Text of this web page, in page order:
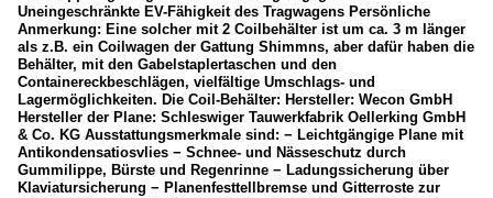
Uneingeschränkte EV-Fähigkeit des Tragwagens Persönliche
Anmerkung: Eine solcher mit 2 Coilbehälter ist um ca. 3 m länger
als z.B. ein Coilwagen der Gattung Shimmns, aber dafür haben die
Behälter, mit den Gabelstaplertaschen und den
Containereckbeschlägen, vielfältige Umschlags- und
Lagermöglichkeiten. Die Coil-Behälter: Hersteller: Wecon GmbH
Hersteller der Plane: Schleswiger Tauwerkfabrik Oellerking GmbH
& Co. KG Ausstattungsmerkmale sind: − Leichtgängige Plane mit
Antikondensatiosvlies − Schnee- und Nässeschutz durch
Gummilippe, Bürste und Regenrinne − Ladungssicherung über
Klaviatursicherung − Planenfesttellbremse und Gitterroste zur